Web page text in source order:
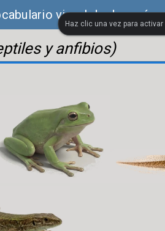
visual de Japonés
y anfibios)
Haz clic una vez para